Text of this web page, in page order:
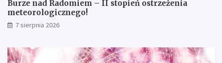
o
k
l
i
o
l
o
c
Burze nad Radomiem – II stopień ostrzeżenia
meteorologicznego!
7 sierpnia 2026